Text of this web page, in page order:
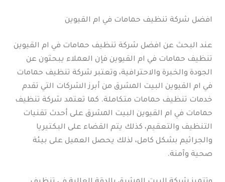
افضل شركة تنظيف حمامات في ام القيوين
عند البحث عن افضل شركة تنظيف حمامات في ام القيوين
تنظيف حمامات في ام القيوين فإن العملاء يبحثون عن
الجودة والخبرة والاحترافية، وتعتبر شركة تنظيف حمامات
في ام القيوين البيت المشرق من أبرز الشركات التي تقدم
خدمات تنظيف حمامات متكاملة. كما تعتمد شركة تنظيف
حمامات في ام القيوين البيت المشرق على أحدث تقنيات
التنظيف والتعقيم، كذلك يتم القضاء على البكتيريا
والجراثيم بشكل كامل، لذلك يحصل العميل على بيئة
صحية وآمنة.